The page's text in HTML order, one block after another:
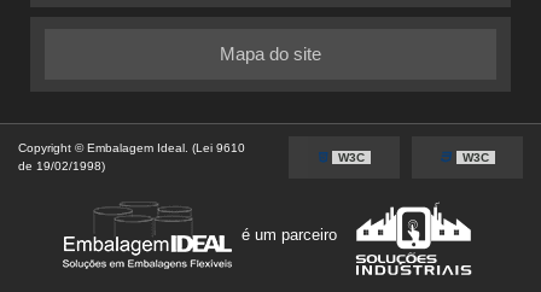
Mapa do site
Copyright © Embalagem Ideal. (Lei 9610
de 19/02/1998)
W3C W3C
é um parceiro